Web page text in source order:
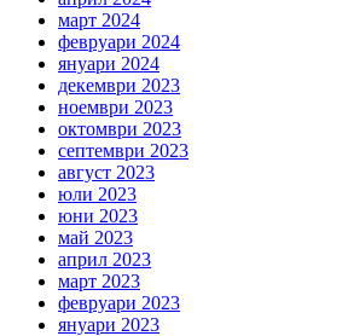
март 2024
февруари 2024
януари 2024
декември 2023
ноември 2023
октомври 2023
септември 2023
август 2023
юли 2023
юни 2023
май 2023
април 2023
март 2023
февруари 2023
януари 2023